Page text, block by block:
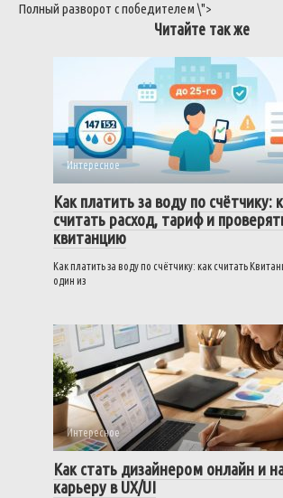
Полный разворот спобедителем \">
Читайте так же
Интересное
Как платить за воду по счётчику:
считать расход, тариф и
квитанцию
Как платить за воду по счётчику: как считать
один из
Интересное
Как стать дизайнером онлайн и
карьеру в UX/UI